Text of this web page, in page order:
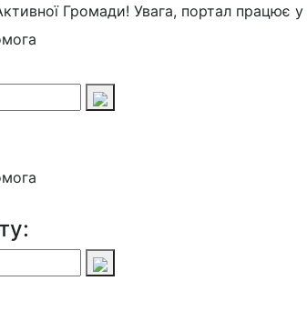
Громади! Увага, портал